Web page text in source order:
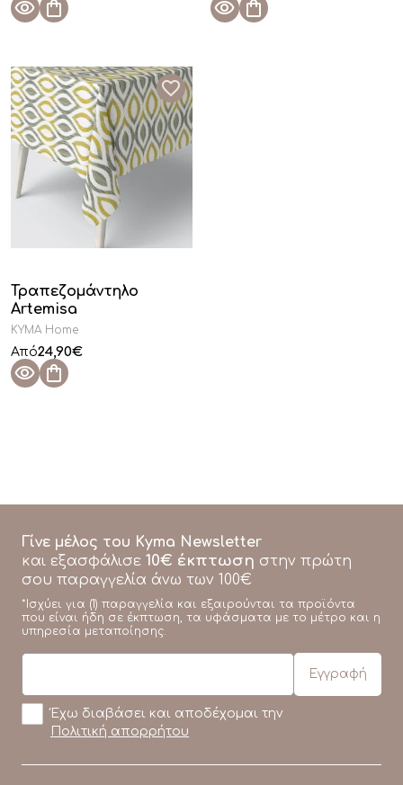
Τραπεζομάντηλο
Artemisa
KYMA Home
Από24,90€
Γίνε μέλος του Kyma Newsletter
και εξασφάλισε 10€ έκπτωση στην πρώτη
σου παραγγελία άνω των 100€
*Ισχύει για (1) παραγγελία και εξαιρούνται τα προϊόντα
που είναι ήδη σε έκπτωση, τα υφάσματα με το μέτρο και η
υπηρεσία μεταποίησης.
Έχω διαβάσει και αποδέχομαι την
Πολιτική απορρήτου